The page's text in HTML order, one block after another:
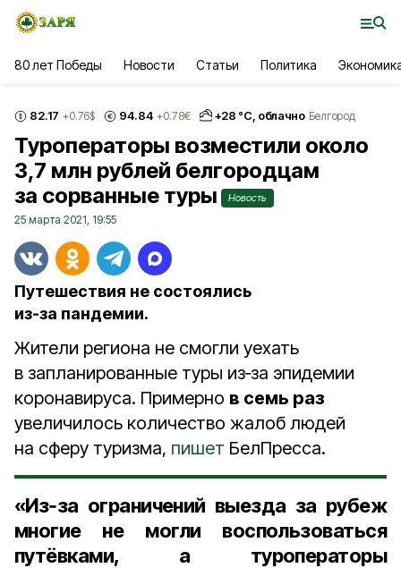
80 лет Победы Новости Статьи Политика
82.17 +0.76$ 94.84 +0.78€ +28 °С, облачно Белгород
Туроператоры возместили около
3,7 млн рублей белгородцам
за сорванные туры
Новость
25 марта 2021, 19:55
Путешествия не состоялись
из‑за пандемии.
Жители региона не смогли уехать
в запланированные туры из‑за эпидемии
коронавируса. Примерно в семь раз
увеличилось количество жалоб людей
на сферу туризма, пишет БелПресса.
«Из‑за ограничений выезда за рубеж
многие не могли воспользоваться
путёвками, а туроператоры